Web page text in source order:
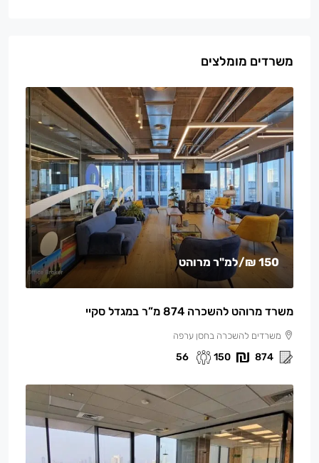
משרדים מומלצים
150 ₪ /למ"ר מרוהט
משרד מרוהט להשכרה 874 מ”ר במגדל סקיי
משרדים להשכרה בחסן ערפה
874
150
56